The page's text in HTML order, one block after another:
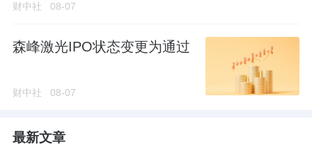
财中社 08-07
森峰激光IPO状态变更为通过
财中社 08-07
最新文章